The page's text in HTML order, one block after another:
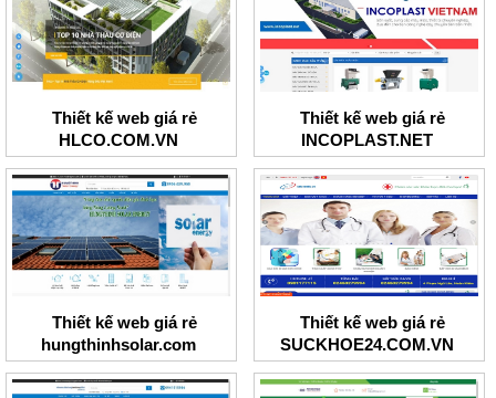
Thiết kế web giá rẻ
HLCO.COM.VN
Thiết kế web giá rẻ
INCOPLAST.NET
Thiết kế web giá rẻ
hungthinhsolar.com
Thiết kế web giá rẻ
SUCKHOE24.COM.VN